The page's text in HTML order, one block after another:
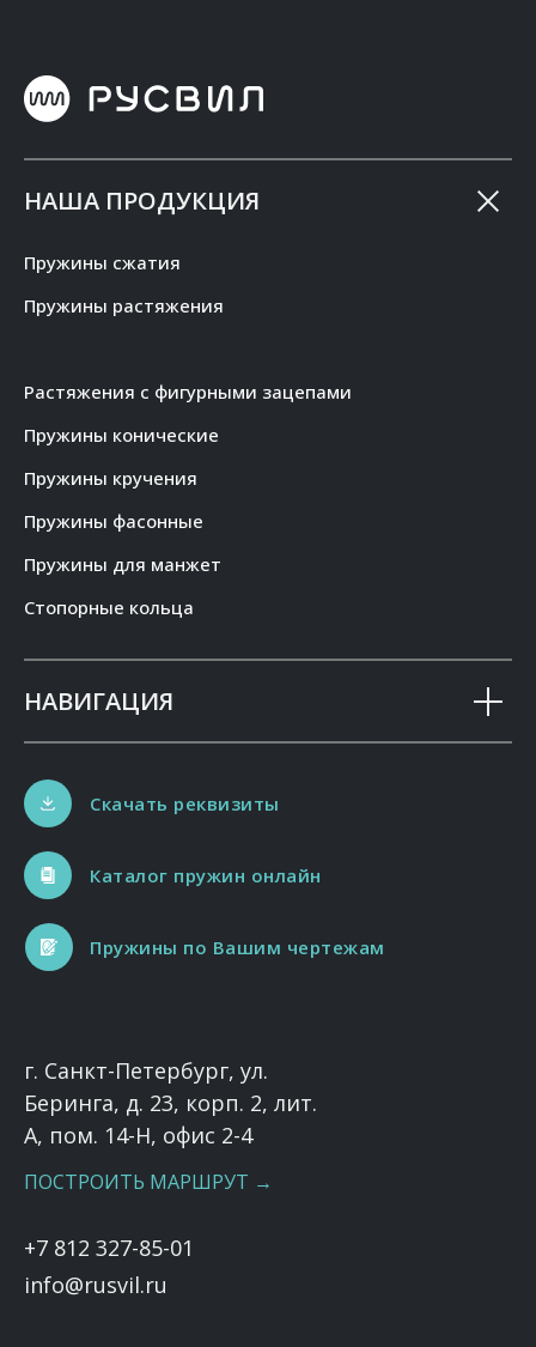
НАША ПРОДУКЦИЯ
Пружины сжатия
Пружины растяжения
Растяжения с фигурными зацепами
Пружины конические
Пружины кручения
Пружины фасонные
Пружины для манжет
Стопорные кольца
НАВИГАЦИЯ
Каталог пружин онлайн
Пружины по Вашим чертежам
Скачать реквизиты
г. Санкт-Петербург, ул.
Беринга, д. 23, корп. 2, лит.
А, пом. 14-Н, офис 2-4
ПОСТРОИТЬ МАРШРУТ →
+7 812 327-85-01
info@rusvil.ru